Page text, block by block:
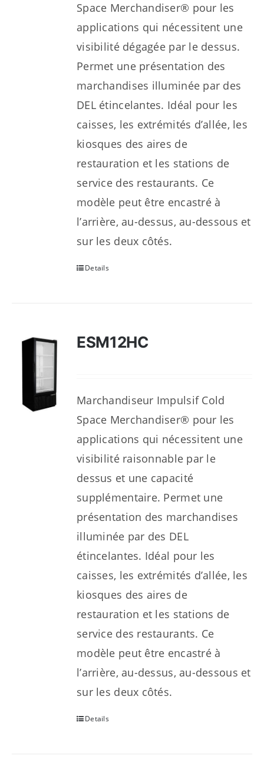
Space Merchandiser® pour les
applications qui nécessitent une
visibilité dégagée par le dessus.
Permet une présentation des
marchandises illuminée par des
DEL étincelantes. Idéal pour les
caisses, les extrémités d’allée, les
kiosques des aires de
restauration et les stations de
service des restaurants. Ce
modèle peut être encastré à
l’arrière, au-dessus, au-dessous et
sur les deux côtés.
Details
ESM12HC
Marchandiseur Impulsif Cold
Space Merchandiser® pour les
applications qui nécessitent une
visibilité raisonnable par le
dessus et une capacité
supplémentaire. Permet une
présentation des marchandises
illuminée par des DEL
étincelantes. Idéal pour les
caisses, les extrémités d’allée, les
kiosques des aires de
restauration et les stations de
service des restaurants. Ce
modèle peut être encastré à
l’arrière, au-dessus, au-dessous et
sur les deux côtés.
Details